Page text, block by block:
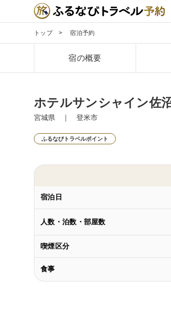
トップ 宿泊予約
宿の概要
ホテルサンシャイン佐
宮城県 ｜ 登米市
ふるなびトラベルポイント
宿泊日
人数・泊数・部屋数
喫煙区分
食事